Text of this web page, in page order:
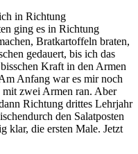
in Richtung
ging es in Richtung
Bratkartoffeln braten,
gedauert, bis ich das
Kraft in den Armen
Anfang war es mir noch
mit zwei Armen ran. Aber
Richtung drittes Lehrjahr
den Salatposten
klar, die ersten Male. Jetzt